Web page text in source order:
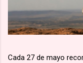
Cada 27 de mayo